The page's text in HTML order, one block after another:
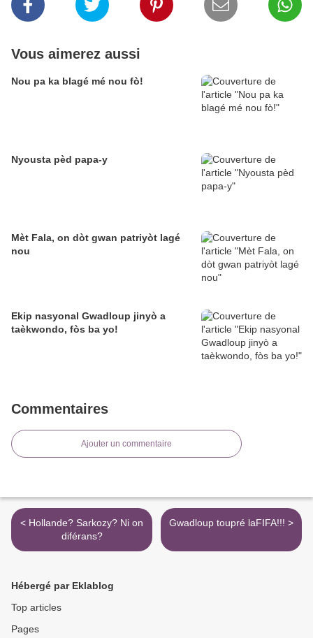
Vous aimerez aussi
Nou pa ka blagé mé nou fò!
Nyousta pèd papa-y
Mèt Fala, on dòt gwan patriyòt lagé
nou
Ekip nasyonal Gwadloup jinyò a
taèkwondo, fòs ba yo!
Commentaires
Ajouter un commentaire
< Hollande? Sarkozy? Ni on
diférans?
Gwadloup toupré laFIFA!!! >
Hébergé par Eklablog
Top articles
Pages